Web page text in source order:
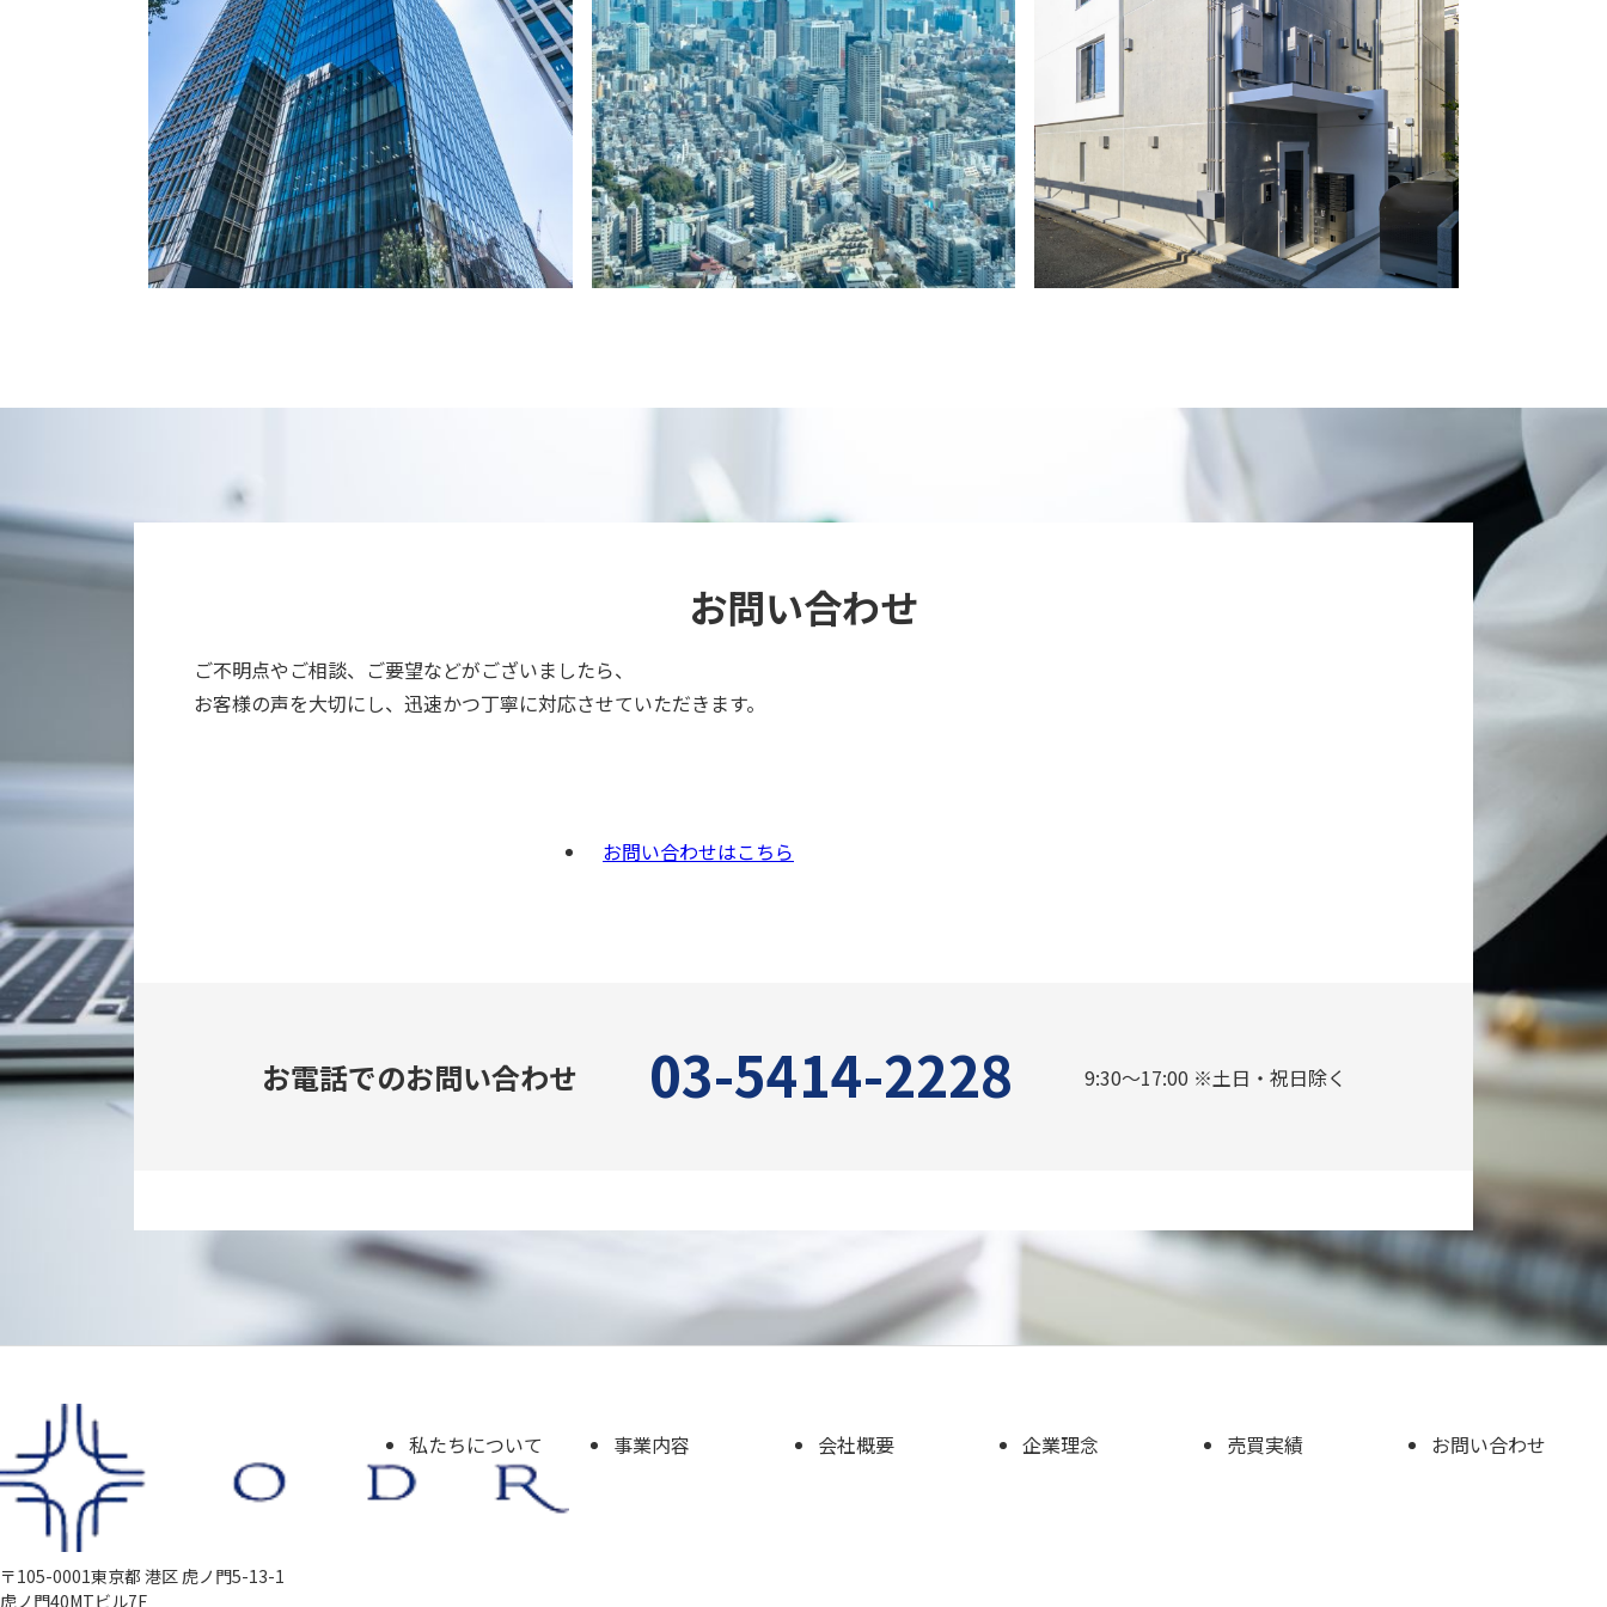
お問い合わせ
ご不明点やご相談、ご要望などがございましたら、
お客様の声を大切にし、迅速かつ丁寧に対応させていただきます。
お問い合わせはこちら
お電話でのお問い合わせ 03-5414-2228 9:30～17:00 ※土日・祝日除く
〒105-0001東京都 港区 虎ノ門5-13-1
虎ノ門40MTビル7F
私たちについて 事業内容 会社概要 企業理念 売買実績 お問い合わせ